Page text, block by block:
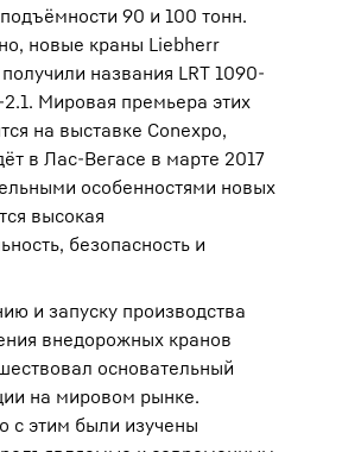
90 и 100 тонн.
новые краны Liebherr
названия LRT 1090-
2.1. Мировая премьера этих
на выставке Conexpo,
в Лас-Вегасе в марте 2017
особенностями новых
высокая
безопасность и
и запуску производства
внедорожных кранов
основательный
на мировом рынке.
с этим были изучены